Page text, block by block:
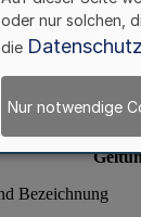
oder nur solchen,
die
Nur notwendige